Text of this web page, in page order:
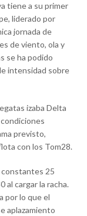
tiene a su primer
liderado por
jornada de
de viento, ola y
se ha podido
intensidad sobre
izaba Delta
previsto,
con los Tom28.
constantes 25
al cargar la racha.
por lo que el
aplazamiento